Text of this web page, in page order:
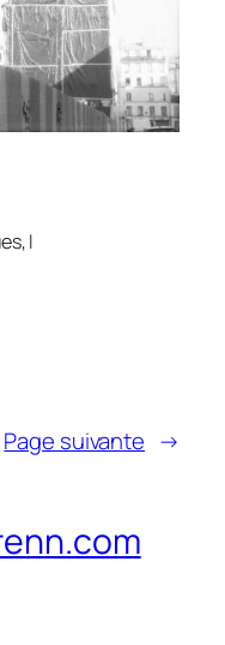
, I
Page suivante →